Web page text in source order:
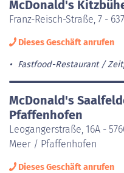
McDonald's
Franz-Reisch-Straße, 7 -
Dieses Geschäft anrufen
Fastfood-Restaurant
McDonald's
Pfaffenhofen
Leogangerstraße, 16A -
Meer / Pfaffenhofen
Dieses Geschäft anrufen